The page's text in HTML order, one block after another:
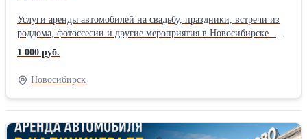
Услуги аренды автомобилей на свадьбу, праздники, встречи из
роддома, фотоссесии и другие мероприятия в Новосибирске _
автомобили комфорт- бизнес- премиум- классов _ ->
современные автомобили от официальных дилеров -> строгий
контроль технического состояния и обслуживания авто ->
безупречный внешний вид и блестящая чистота в салоне Добро
пожаловать в новое путешествие с «ROLLEN»!
1 000 руб.
Новосибирск